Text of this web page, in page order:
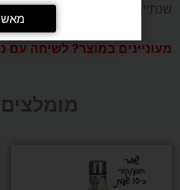
שנתיים לכל החלקים.
מעוניינים במוצר? לשיחה עם